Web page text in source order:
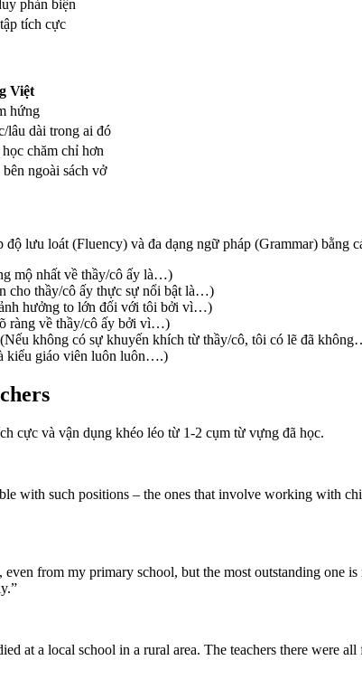
phản biện
tích cực
Việt
hứng
lâu dài trong ai đó
chăm chỉ hơn
ngoài sách vở
lưu loát (Fluency) và đa dạng ngữ pháp (Grammar) bằng
mộ nhất về thầy/cô ấy là…)
cho thầy/cô ấy thực sự nổi bật là…)
hưởng to lớn đối với tôi bởi vì…)
ràng về thầy/cô ấy bởi vì…)
(Nếu không có sự khuyến khích từ thầy/cô, tôi có lẽ đã
kiểu giáo viên luôn luôn….)
cực và vận dụng khéo léo từ 1-2 cụm từ vựng đã học.
with such positions – the ones that involve working with
from my primary school, but the most outstanding one
at a local school in a rural area. The teachers there were